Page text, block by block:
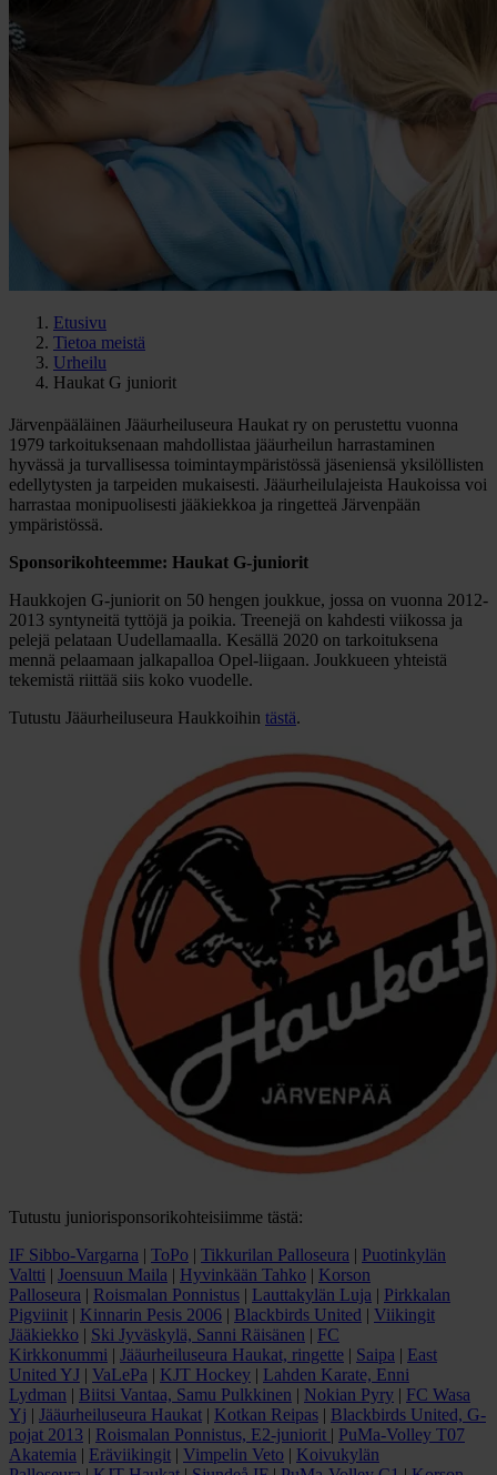
Etusivu
Tietoa meistä
Urheilu
Haukat G juniorit
Järvenpääläinen Jääurheiluseura Haukat ry on perustettu vuonna
1979 tarkoituksenaan mahdollistaa jääurheilun harrastaminen
hyvässä ja turvallisessa toimintaympäristössä jäseniensä yksilöllisten
edellytysten ja tarpeiden mukaisesti. Jääurheilulajeista Haukoissa voi
harrastaa monipuolisesti jääkiekkoa ja ringetteä Järvenpään
ympäristössä.
Sponsorikohteemme: Haukat G-juniorit
Haukkojen G-juniorit on 50 hengen joukkue, jossa on vuonna 2012-
2013 syntyneitä tyttöjä ja poikia. Treenejä on kahdesti viikossa ja
pelejä pelataan Uudellamaalla. Kesällä 2020 on tarkoituksena
mennä pelaamaan jalkapalloa Opel-liigaan. Joukkueen yhteistä
tekemistä riittää siis koko vuodelle.
Tutustu Jääurheiluseura Haukkoihin tästä.
Tutustu juniorisponsorikohteisiimme tästä:
IF Sibbo-Vargarna | ToPo | Tikkurilan Palloseura | Puotinkylän
Valtti | Joensuun Maila | Hyvinkään Tahko | Korson
Palloseura | Roismalan Ponnistus | Lauttakylän Luja | Pirkkalan
Pigviinit | Kinnarin Pesis 2006 | Blackbirds United | Viikingit
Jääkiekko | Ski Jyväskylä, Sanni Räisänen | FC
Kirkkonummi | Jääurheiluseura Haukat, ringette | Saipa | East
United YJ | VaLePa | KJT Hockey | Lahden Karate, Enni
Lydman | Biitsi Vantaa, Samu Pulkkinen | Nokian Pyry | FC Wasa
Yj | Jääurheiluseura Haukat | Kotkan Reipas | Blackbirds United, G-
pojat 2013 | Roismalan Ponnistus, E2-juniorit | PuMa-Volley T07
Akatemia | Eräviikingit | Vimpelin Veto | Koivukylän